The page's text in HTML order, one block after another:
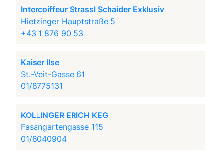
Intercoiffeur Strassl Schaider Exklusiv
Hietzinger Hauptstraße 5
+43 1 876 90 53
Kaiser Ilse
St.-Veit-Gasse 61
01/8775131
KOLLINGER ERICH KEG
Fasangartengasse 115
01/8040904